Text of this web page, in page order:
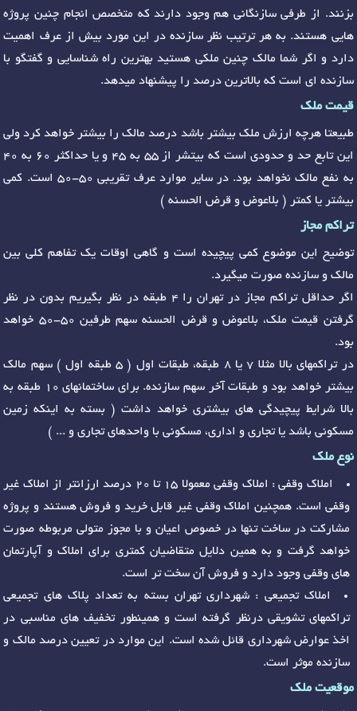
بزنند. از طرفی سازنگانی هم وجود دارند که متخصص انجام چنین پروژه
هایی هستند. به هر ترتیب نظر سازنده در این مورد بیش از عرف اهمیت
دارد و اگر شما مالک چنین ملکی هستید بهترین راه شناسایی و گفتگو با
سازنده ای است که بالاترین درصد را پیشنهاد میدهد.
قیمت ملک
طبیعتا هرچه ارزش ملک بیشتر باشد درصد مالک را بیشتر خواهد کرد ولی
این تابع حد و حدودی است که بیتشر از 55 به 45 و یا حداکثر 60 به 40
به نفع مالک نخواهد بود. در سایر موارد عرف تقریبی 50-50 است. کمی
بیشتر یا کمتر ( بلاعوض و قرض الحسنه )
تراکم مجاز
توضیح این موضوع کمی پیچیده است و گاهی اوقات یک تفاهم کلی بین
مالک و سازنده صورت میگیرد.
اگر حداقل تراکم مجاز در تهران را 4 طبقه در نظر بگیریم بدون در نظر
گرفتن قیمت ملک، بلاعوض و قرض الحسنه سهم طرفین 50-50 خواهد
بود.
در تراکمهای بالا مثلا 7 یا 8 طبقه، طبقات اول ( 5 طبقه اول ) سهم مالک
بیشتر خواهد بود و طبقات آخر سهم سازنده. برای ساختمانهای 10 طبقه به
بالا شرایط پیچیدگی های بیشتری خواهد داشت ( بسته به اینکه زمین
مسکونی باشد یا تجاری و اداری، مسکونی با واحدهای تجاری و ... )
نوع ملک
املاک وقفی : املاک وقفی معمولا 15 تا 20 درصد ارزانتر از املاک غیر
وقفی است. همچنین املاک وقفی غیر قابل خرید و فروش هستند و پروژه
مشارکت در ساخت تنها در خصوص اعیان و با مجوز متولی مربوطه صورت
خواهد گرفت و به همین دلایل متقاضیان کمتری برای املاک و آپارتمان
های وقفی وجود دارد و فروش آن سخت تر است.
املاک تجمیعی : شهرداری تهران بسته به تعداد پلاک های تجمیعی
تراکمهای تشویقی درنظر گرفته است و همینطور تخفیف های مناسبی در
اخذ عوارض شهرداری قائل شده است. این موارد در تعیین درصد مالک و
سازنده موثر است.
موقعیت ملک